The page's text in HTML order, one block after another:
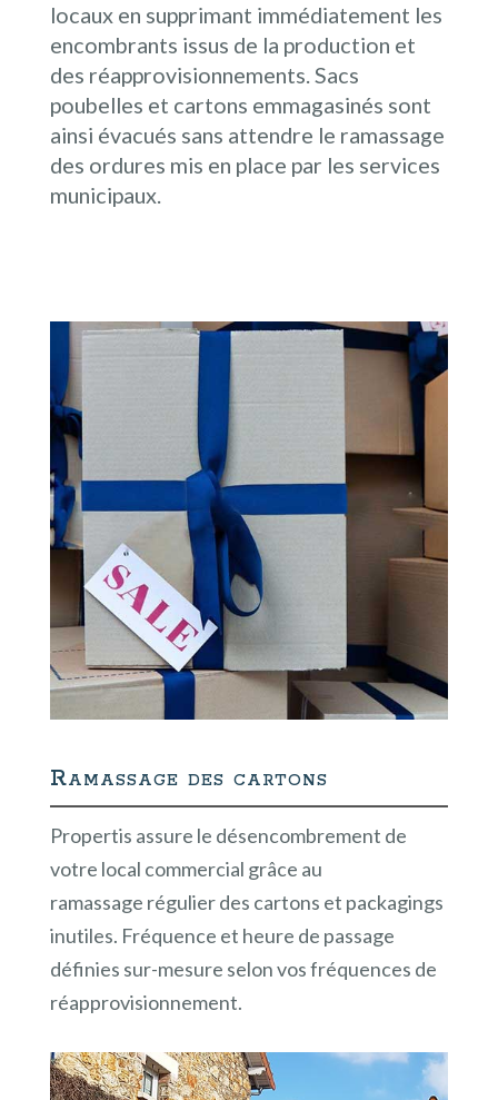
locaux en supprimant immédiatement les
encombrants issus de la production et
des réapprovisionnements. Sacs
poubelles et cartons emmagasinés sont
ainsi évacués sans attendre le ramassage
des ordures mis en place par les services
municipaux.
Ramassage des cartons
Propertis assure le désencombrement de
votre local commercial grâce au
ramassage régulier des cartons et packagings
inutiles. Fréquence et heure de passage
définies sur-mesure selon vos fréquences de
réapprovisionnement.